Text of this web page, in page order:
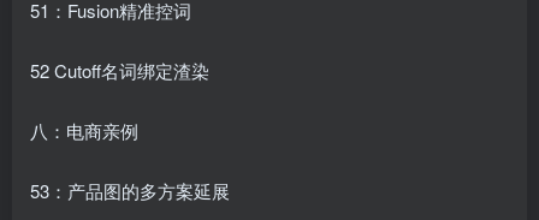
51：Fusion精准控词
52 Cutoff名词绑定渣染
八：电商亲例
53：产品图的多方案延展